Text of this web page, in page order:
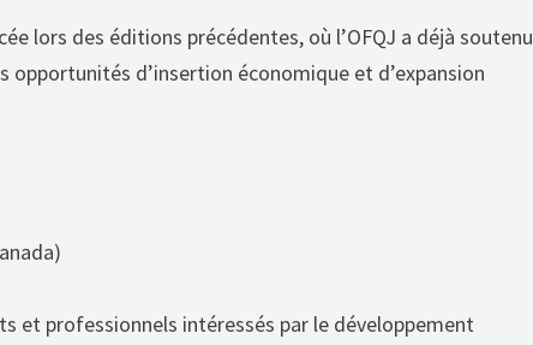
lors des éditions précédentes, où l’OFQJ a déjà soutenu
d’insertion économique et d’expansion
et professionnels intéressés par le développement